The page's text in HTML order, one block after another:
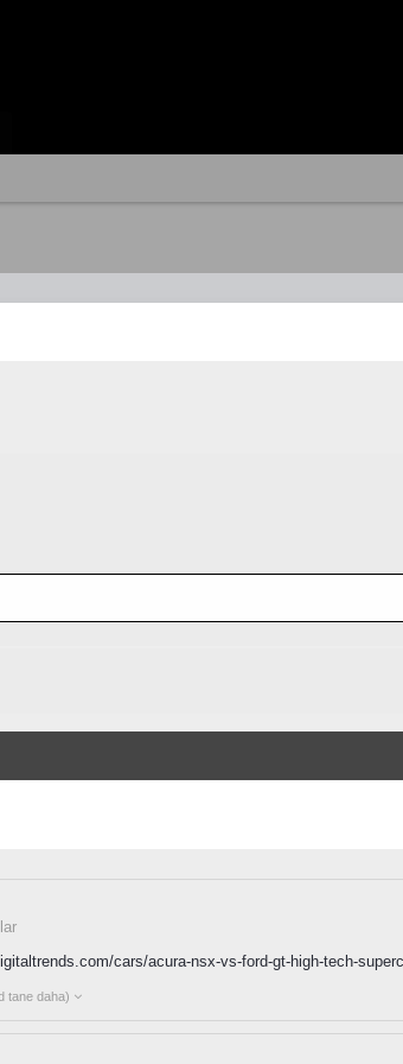
cars/acura-nsx-vs-ford-gt-high-tech-
tane daha)